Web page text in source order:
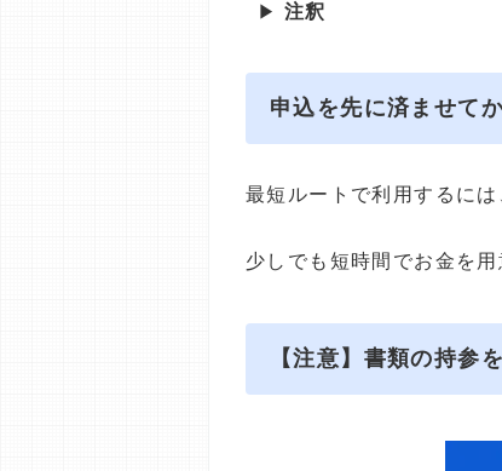
▶ 注釈
申込を先に済ませて
最短ルートで利用するには
少しでも短時間でお金を用
【注意】書類の持参